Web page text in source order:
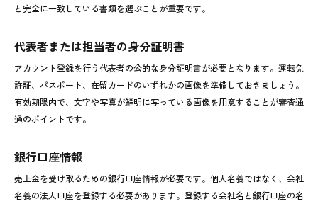
と完全に一致している書類を選ぶことが重要です。
代表者または担当者の身分証明書
アカウント登録を行う代表者の公的な身分証明書が必要となります。運転免
許証、パスポート、在留カードのいずれかの画像を準備しておきましょう。
有効期限内で、文字や写真が鮮明に写っている画像を用意することが審査通
過のポイントです。
銀行口座情報
売上金を受け取るための銀行口座情報が必要です。個人名義ではなく、会社
名義の法人口座を登録する必要があります。登録する会社名と銀行口座の名